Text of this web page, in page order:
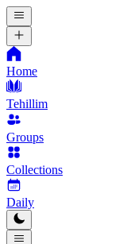
Home
Tehillim
Groups
Collections
Daily